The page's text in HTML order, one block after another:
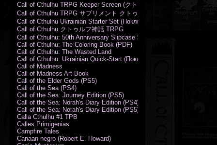
Call of Cthulhu TRPG Keeper Screen (クトゥルフ神話TRPG キーパー
Call of Cthulhu TRPG サプリメント クトゥルフ2015
Call of Cthulhu Ukrainian Starter Set (Поклик Ктулху. Базовий набір)
Call of Cthulhu クトゥルフ神話 TRPG
Call of Cthulhu: 50th Anniversary Slipcase Set
Call of Cthulhu: The Coloring Book (PDF)
Call of Cthulhu: The Wasted Land
Call of Cthulhu: Ukrainian Quick-Start (Поклик Ктулху. Швидкий
Call of Madness
Call of Madness Art Book
Call of the Elder Gods (PS5)
Call of the Sea (PS4)
Call of the Sea: Journey Edition (PS5)
Call of the Sea: Norah's Diary Edition (PS4)
Call of the Sea: Norah's Diary Edition (PS5)
Calla Cthulhu #1 TPB
Calles Primigenias
Campfire Tales
Canaan negro (Robert E. Howard)